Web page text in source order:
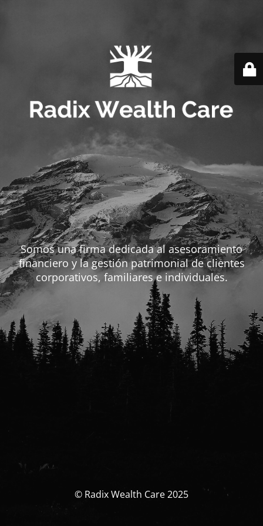
Somos una firma dedicada al asesoramiento
financiero y la gestión patrimonial de clientes
corporativos, familiares e individuales.
© Radix Wealth Care 2025